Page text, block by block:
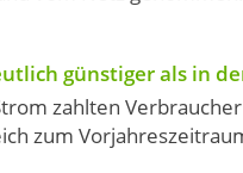
günstiger als in
zahlten
zum